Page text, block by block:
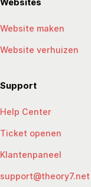
Websites
Website maken
Website verhuizen
Support
Help Center
Ticket openen
Klantenpaneel
support@theory7.net